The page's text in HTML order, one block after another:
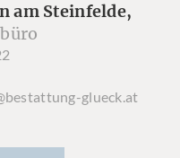
am Steinfelde,
glueck.at